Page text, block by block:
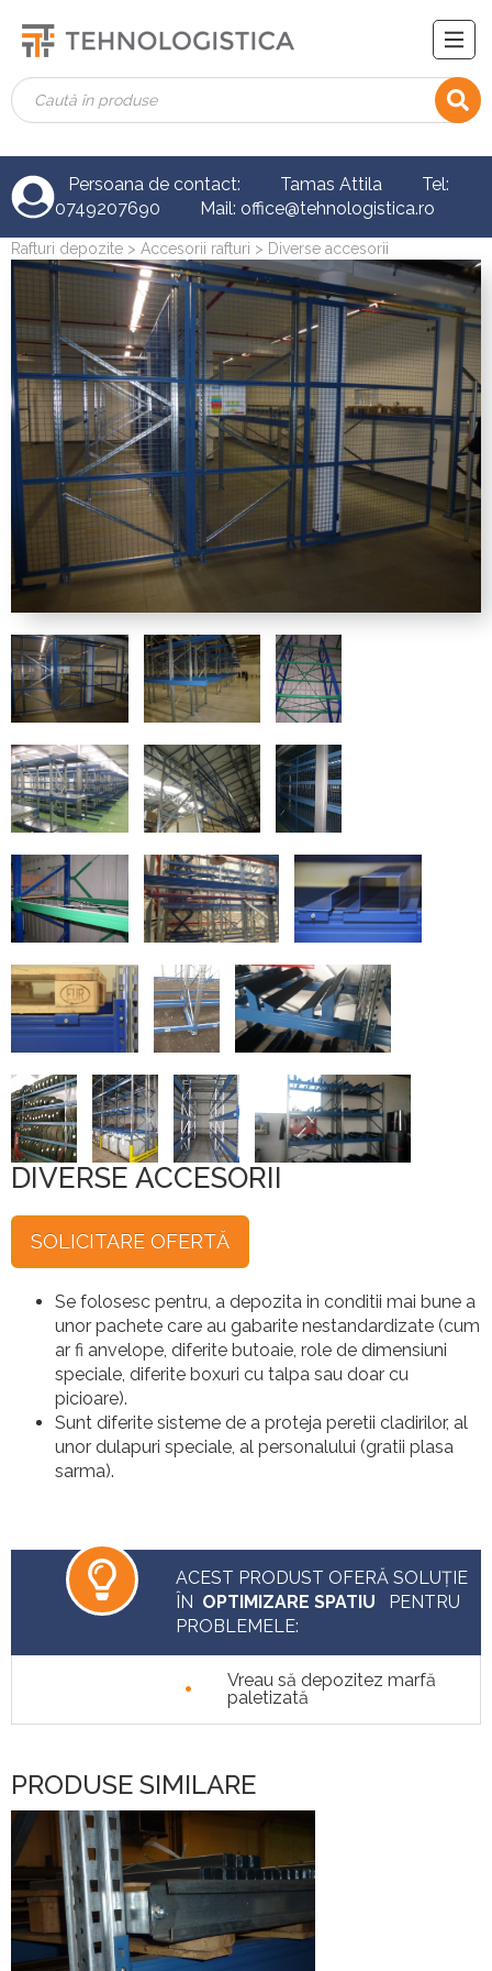
Persoana de contact: Tamas Attila Tel:
0749207690 Mail: office@tehnologistica.ro
Rafturi depozite > Accesorii rafturi > Diverse accesorii
DIVERSE ACCESORII
SOLICITARE OFERTĂ
Se folosesc pentru, a depozita in conditii mai bune a
unor pachete care au gabarite nestandardizate (cum
ar fi anvelope, diferite butoaie, role de dimensiuni
speciale, diferite boxuri cu talpa sau doar cu
picioare).
Sunt diferite sisteme de a proteja peretii cladirilor, al
unor dulapuri speciale, al personalului (gratii plasa
sarma).
ACEST PRODUST OFERĂ SOLUȚIE
ÎN OPTIMIZARE SPATIU
PENTRU
PROBLEMELE:
•
Vreau să depozitez marfă
paletizată
PRODUSE SIMILARE